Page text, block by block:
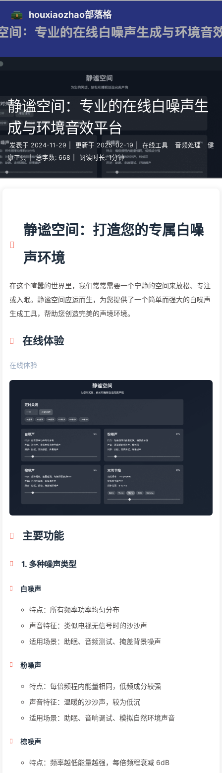
houxiaozhao部落格
静谧空间：专业的在线白噪声生
成与环境音效平台
发表于 2024-11-29 更新于 2025-02-19 在线工具 音频处理
健
康工具 | 总字数: 668 阅读时长: 1分钟
静谧空间：打造您的专属白噪
声环境
在这个喧嚣的世界里，我们常常需要一个宁静的空间来放松、专注
或入眠。静谧空间应运而生，为您提供了一个简单而强大的白噪声
生成工具，帮助您创造完美的声境环境。
在线体验
在线体验
主要功能
1. 多种噪声类型
白噪声
特点：所有频率功率均匀分布
声音特征：类似电视无信号时的沙沙声
适用场景：助眠、音频测试、掩盖背景噪声
粉噪声
特点：每倍频程内能量相同，低频成分较强
声音特征：温暖的沙沙声，较为低沉
适用场景：助眠、音响调试、模拟自然环境声音
棕噪声
特点：频率越低能量越强，每倍频程衰减 6dB